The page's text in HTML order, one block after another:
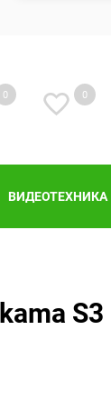
0 0
ВИДЕОТЕХНИКА